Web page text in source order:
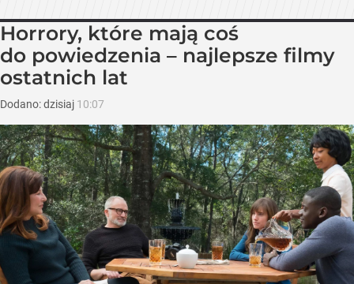
Horrory, które mają coś
do powiedzenia – najlepsze filmy
ostatnich lat
Dodano:dzisiaj 10:07